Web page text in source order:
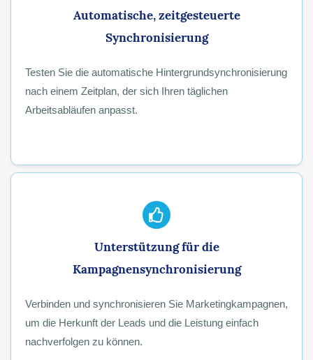
Automatische, zeitgesteuerte
Synchronisierung
Testen Sie die automatische Hintergrundsynchronisierung
nach einem Zeitplan, der sich Ihren täglichen
Arbeitsabläufen anpasst.
Unterstützung für die
Kampagnensynchronisierung
Verbinden und synchronisieren Sie Marketingkampagnen,
um die Herkunft der Leads und die Leistung einfach
nachverfolgen zu können.